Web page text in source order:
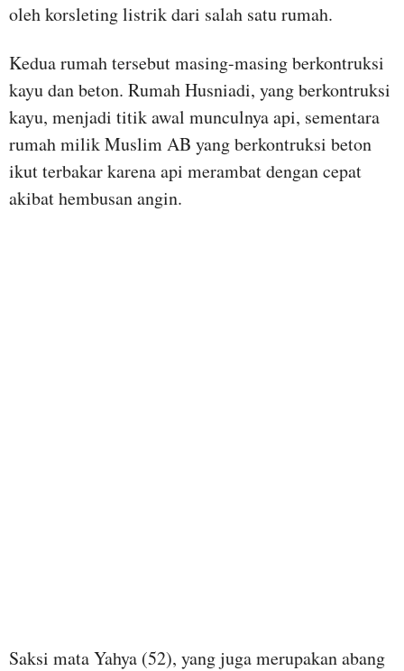
oleh korsleting listrik dari salah satu rumah.
Kedua rumah tersebut masing-masing berkontruksi
kayu dan beton. Rumah Husniadi, yang berkontruksi
kayu, menjadi titik awal munculnya api, sementara
rumah milik Muslim AB yang berkontruksi beton
ikut terbakar karena api merambat dengan cepat
akibat hembusan angin.
Saksi mata Yahya (52), yang juga merupakan abang